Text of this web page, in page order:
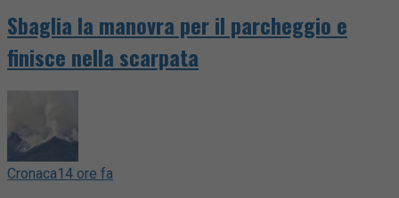
Sbaglia la manovra per il parcheggio e
finisce nella scarpata
Cronaca14 ore fa